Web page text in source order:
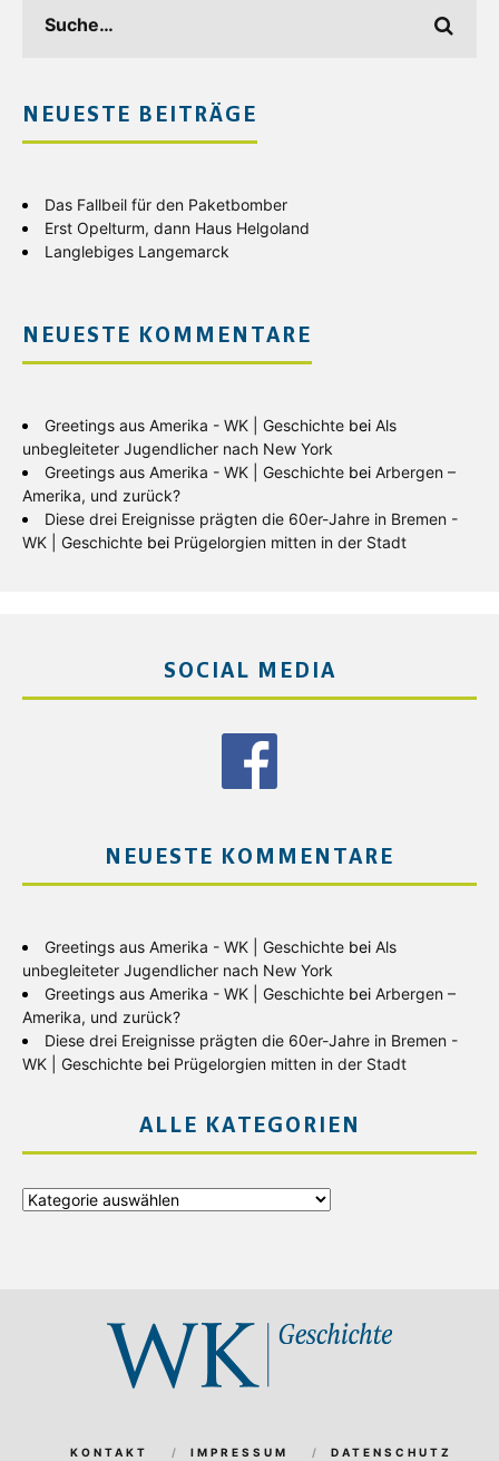
NEUESTE BEITRÄGE
Das Fallbeil für den Paketbomber
Erst Opelturm, dann Haus Helgoland
Langlebiges Langemarck
NEUESTE KOMMENTARE
Greetings aus Amerika - WK | Geschichte bei Als
unbegleiteter Jugendlicher nach New York
Greetings aus Amerika - WK | Geschichte bei Arbergen –
Amerika, und zurück?
Diese drei Ereignisse prägten die 60er-Jahre in Bremen -
WK | Geschichte bei Prügelorgien mitten in der Stadt
SOCIAL MEDIA
NEUESTE KOMMENTARE
Greetings aus Amerika - WK | Geschichte bei Als
unbegleiteter Jugendlicher nach New York
Greetings aus Amerika - WK | Geschichte bei Arbergen –
Amerika, und zurück?
Diese drei Ereignisse prägten die 60er-Jahre in Bremen -
WK | Geschichte bei Prügelorgien mitten in der Stadt
ALLE KATEGORIEN
Alle
KONTAKT IMPRESSUM DATENSCHUTZ